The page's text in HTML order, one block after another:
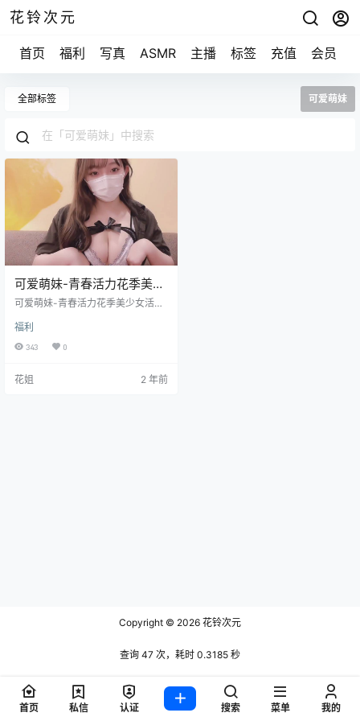
花铃次元
首页 福利 写真 ASMR 主播 标签 充值 会员
全部标签 可爱萌妹
可爱萌妹-青春活力花季美少
女活力四射 [1V+270M]
可爱萌妹-青春活力花季美少女活力
福利
343 0
花姐 2 年前
Copyright © 2026 花铃次元
查询 47 次，耗时 0.3185 秒
首页 私信 认证 搜索 菜单 我的